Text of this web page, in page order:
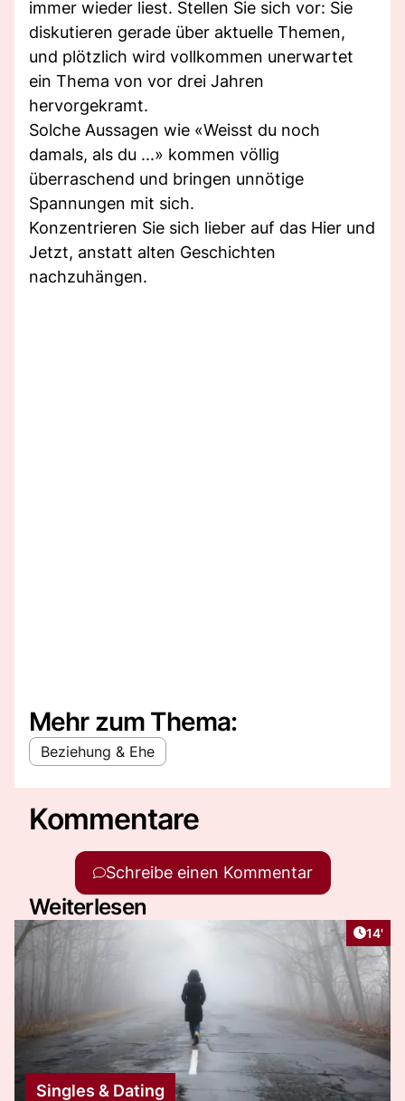
immer wieder liest. Stellen Sie sich vor: Sie
diskutieren gerade über aktuelle Themen,
und plötzlich wird vollkommen unerwartet
ein Thema von vor drei Jahren
hervorgekramt.
Solche Aussagen wie «Weisst du noch
damals, als du ...» kommen völlig
überraschend und bringen unnötige
Spannungen mit sich.
Konzentrieren Sie sich lieber auf das Hier und
Jetzt, anstatt alten Geschichten
nachzuhängen.
Mehr zum Thema:
Beziehung & Ehe
Kommentare
Schreibe einen Kommentar
Weiterlesen
14'
Singles & Dating